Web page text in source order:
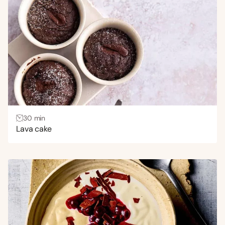
Uitdagend
Gang
Bijgerecht
Borrelhapjes en snacks
Brunch
Dranken
(123)
Gebak
Lunch
(538)
Nagerecht
(156)
Ontbijt
(94)
Voorgerecht
(348)
30 min
Lava cake